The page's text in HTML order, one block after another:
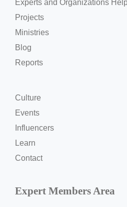
Experts and Organizations
Projects
Ministries
Blog
Reports
Culture
Events
Influencers
Learn
Contact
Expert Members Area